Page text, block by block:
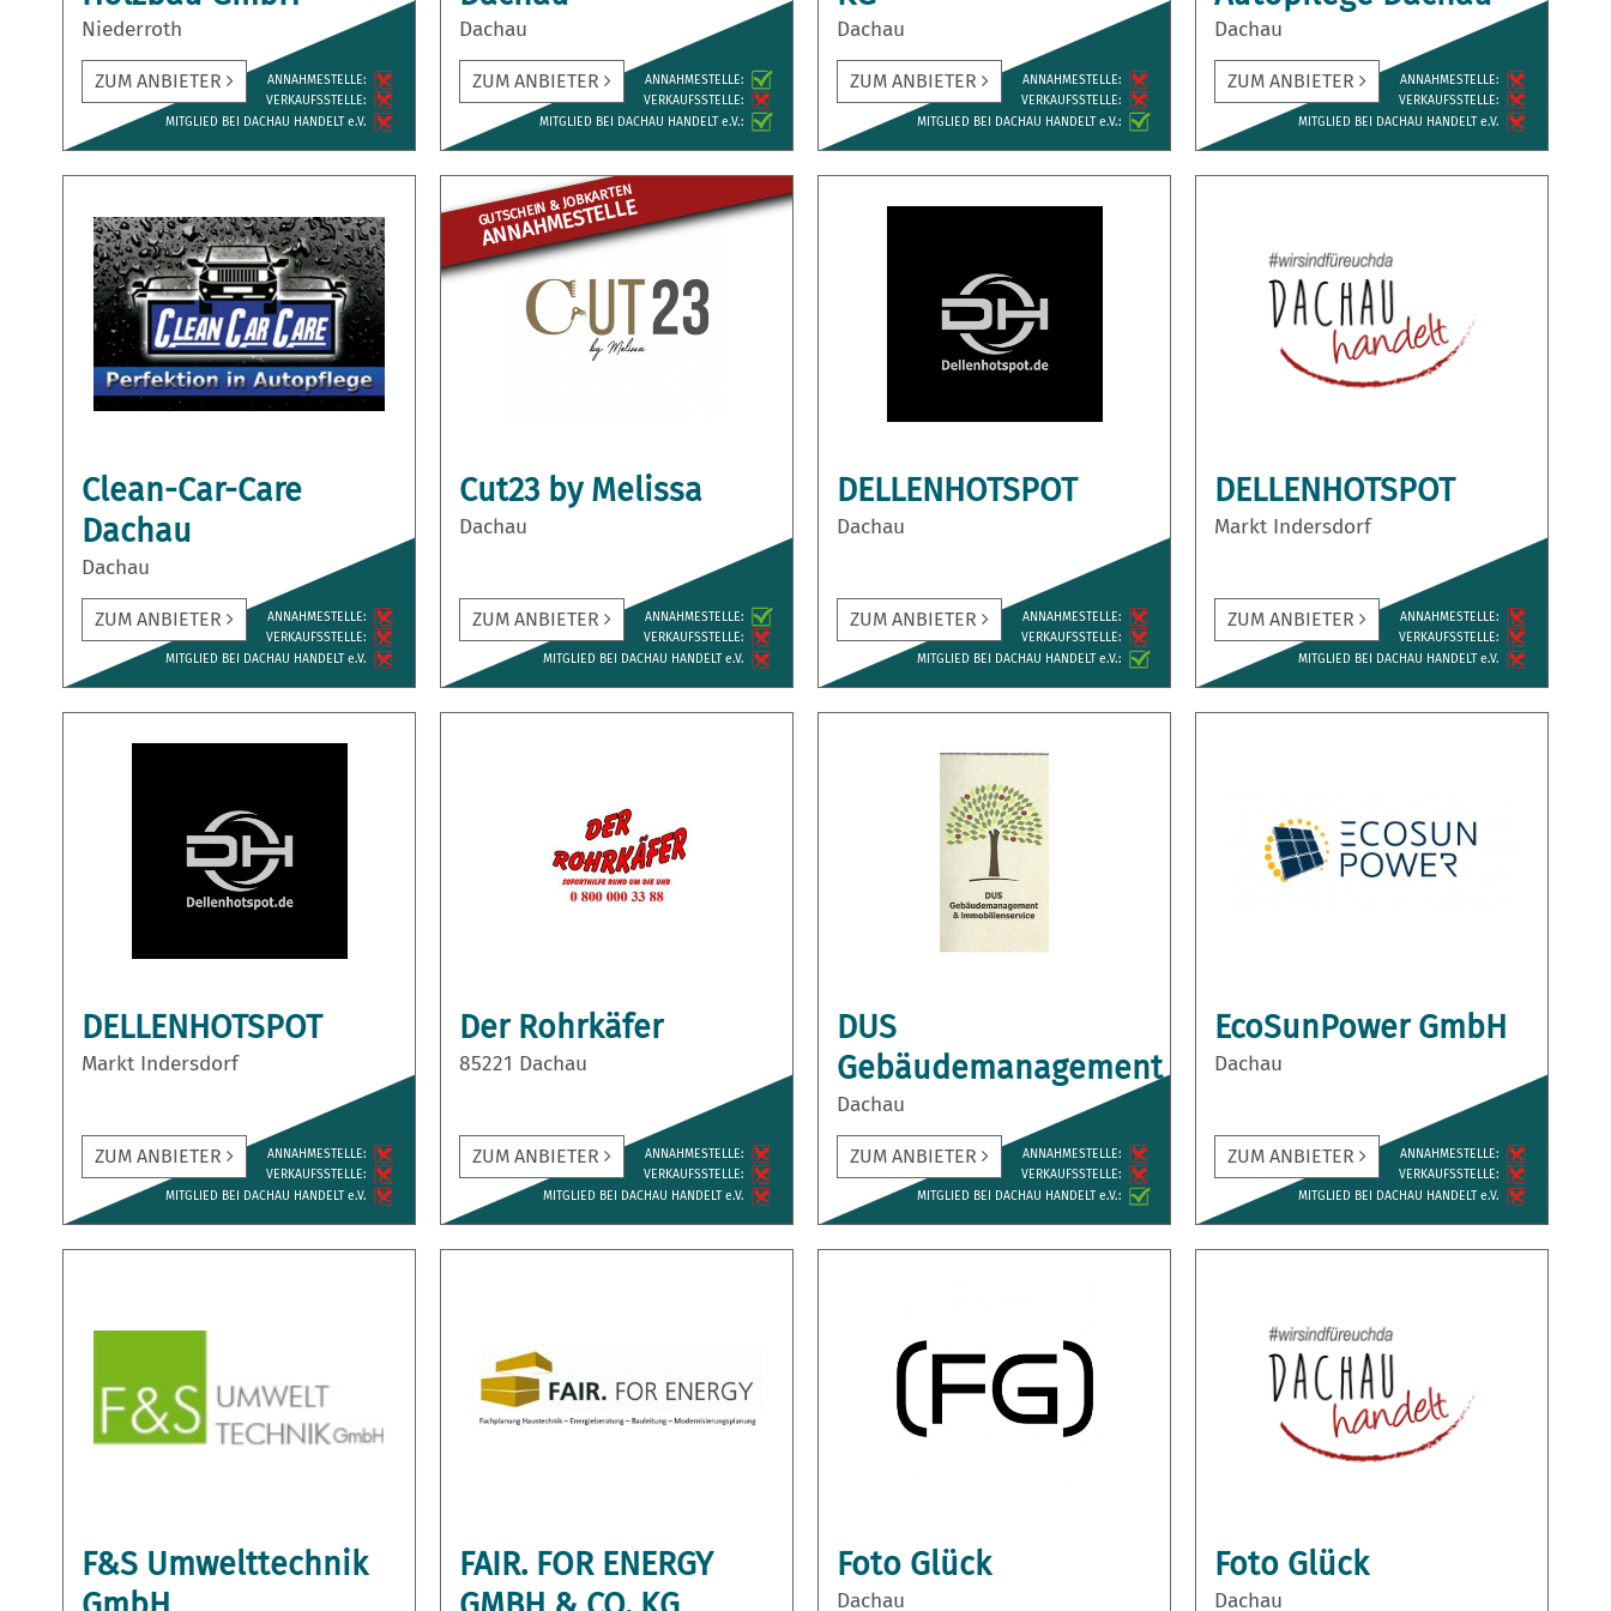
Niederroth
ZUM ANBIETER
ANNAH­MESTELLE:
VERKAUFS­STELLE:
MITGLIED BEI DACHAU HANDELT e.V.
Dachau
ZUM ANBIETER
ANNAH­MESTELLE:
VERKAUFS­STELLE:
MITGLIED BEI DACHAU HANDELT e.V.:
Dachau
ZUM ANBIETER
ANNAH­MESTELLE:
VERKAUFS­STELLE:
MITGLIED BEI DACHAU HANDELT e.V.:
Dachau
ZUM ANBIETER
ANNAH­MESTELLE:
VERKAUFS­STELLE:
MITGLIED BEI DACHAU HANDELT e.V.
Clean-Car-Care
Dachau
Dachau
ZUM ANBIETER
ANNAH­MESTELLE:
VERKAUFS­STELLE:
MITGLIED BEI DACHAU HANDELT e.V.
GUTSCHEIN & JOBKARTEN
ANNAHME­STELLE
Cut23 by Melissa
Dachau
ZUM ANBIETER
ANNAH­MESTELLE:
VERKAUFS­STELLE:
MITGLIED BEI DACHAU HANDELT e.V.
DELLENHOTSPOT
Dachau
ZUM ANBIETER
ANNAH­MESTELLE:
VERKAUFS­STELLE:
MITGLIED BEI DACHAU HANDELT e.V.:
DELLENHOTSPOT
Markt Indersdorf
ZUM ANBIETER
ANNAH­MESTELLE:
VERKAUFS­STELLE:
MITGLIED BEI DACHAU HANDELT e.V.
DELLENHOTSPOT
Markt Indersdorf
ZUM ANBIETER
ANNAH­MESTELLE:
VERKAUFS­STELLE:
MITGLIED BEI DACHAU HANDELT e.V.
Der Rohrkäfer
85221 Dachau
ZUM ANBIETER
ANNAH­MESTELLE:
VERKAUFS­STELLE:
MITGLIED BEI DACHAU HANDELT e.V.
DUS
Gebäudemanagement
Dachau
ZUM ANBIETER
ANNAH­MESTELLE:
VERKAUFS­STELLE:
MITGLIED BEI DACHAU HANDELT e.V.:
EcoSunPower GmbH
Dachau
ZUM ANBIETER
ANNAH­MESTELLE:
VERKAUFS­STELLE:
MITGLIED BEI DACHAU HANDELT e.V.
F&S Umwelttechnik
FAIR. FOR ENERGY
Foto Glück
Dachau
Foto Glück
Dachau